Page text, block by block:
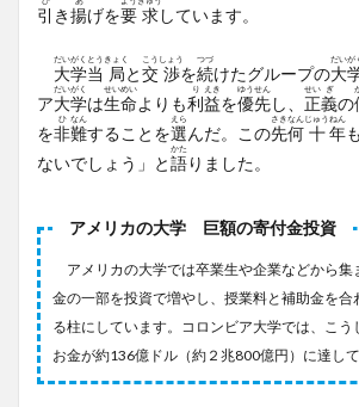
引 き揚げを要 求 しています。
大
だい
学
がく
当
とう
局
きょく
と交
こう
渉
しょう
を続
つづ
けたグループの大
だいが
ア大
だい
学
がく
は生
せい
命
めい
よりも利
り
益
えき
を優
ゆう
先
せん
し、 正
せい
義
ぎ
の
を非
ひ
難
なん
することを選
えら
んだ。この先
さき
何
なん
十
じゅう
年
ねん
も
ないでしょう」と語
かた
りました。
アメリカの大学 巨額の寄付金投資
アメリカの大学では卒業生や企業などから集
金の一部を投資で増やし、授業料と補助金を合
る柱にしています。コロンビア大学では、こう
お金が約136億ドル（約２兆800億円）に達して